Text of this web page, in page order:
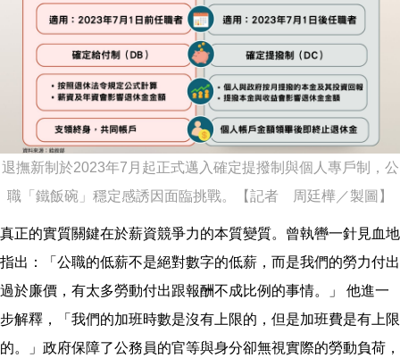
退撫新制於2023年7月起正式邁入確定提撥制與個人專戶制，公
職「鐵飯碗」穩定感誘因面臨挑戰。【記者 周廷樺／製圖】
真正的實質關鍵在於薪資競爭力的本質變質。曾執轡一針見血地
指出：「公職的低薪不是絕對數字的低薪，而是我們的勞力付出
過於廉價，有太多勞動付出跟報酬不成比例的事情。」 他進一
步解釋，「我們的加班時數是沒有上限的，但是加班費是有上限
的。」政府保障了公務員的官等與身分卻無視實際的勞動負荷，